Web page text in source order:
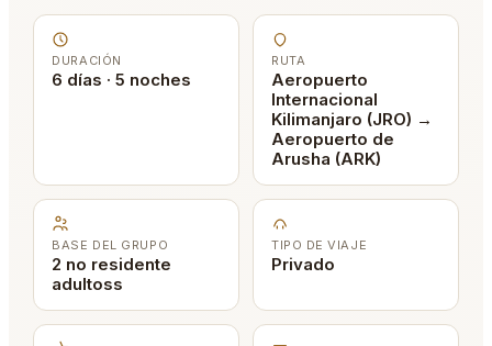
DURACIÓN
6 días · 5 noches
RUTA
Aeropuerto
Internacional
Kilimanjaro (JRO) →
Aeropuerto de
Arusha (ARK)
BASE DEL GRUPO
2 no residente
adultoss
TIPO DE VIAJE
Privado